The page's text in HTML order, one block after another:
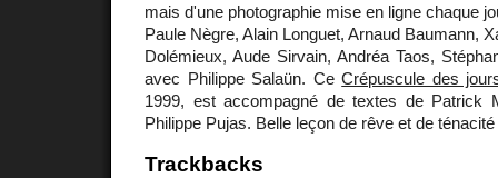
mais d'une photographie mise en ligne chaque
Paule Nègre, Alain Longuet, Arnaud Baumann,
Dolémieux, Aude Sirvain, Andréa Taos,
avec Philippe Salaün. CeCrépuscule des
1999, est accompagné de textes de Patrick
Philippe Pujas. Belle leçon de rêve et de ténacité
Trackbacks